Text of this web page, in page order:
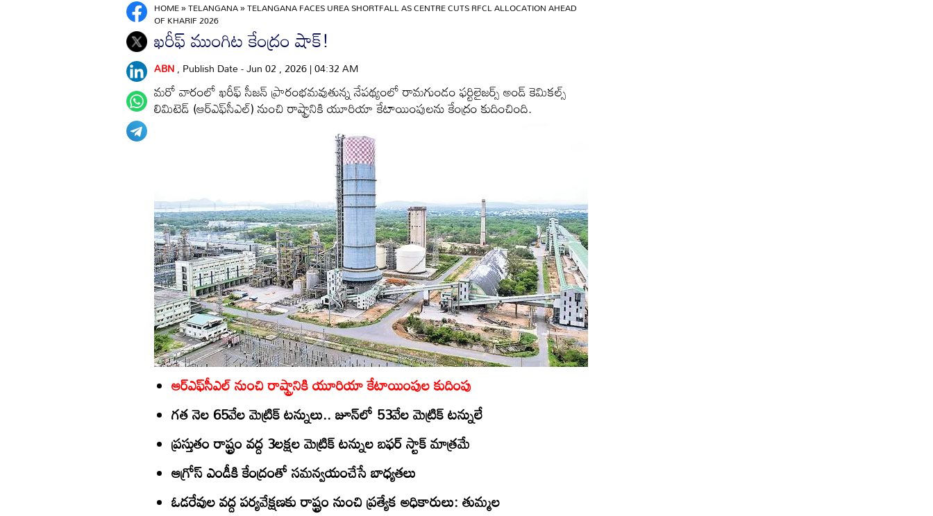
HOME»TELANGANA»TELANGANA FACES UREA SHORTFALL AS CENTRE CUTS RFCL ALLOCATION AHEAD
OF KHARIF 2026
ఖరీఫ్‌ ముంగిట కేంద్రం షాక్‌!
ABN, Publish Date - Jun 02 , 2026 | 04:32 AM
మరో వారంలో ఖరీఫ్‌ సీజన్‌ ప్రారంభమవుతున్న నేపథ్యంలో రామగుండం ఫర్టిలైజర్స్‌ అండ్‌ కెమికల్స్‌
లిమిటెడ్‌ (ఆర్‌ఎఫ్‌సీఎల్‌) నుంచి రాష్ట్రానికి యూరియా కేటాయింపులను కేంద్రం కుదించింది.
ఆర్‌ఎఫ్‌సీఎల్‌ నుంచి రాష్ట్రానికి యూరియా కేటాయింపుల కుదింపు
గత నెల 65వేల మెట్రిక్‌ టన్నులు.. జూన్‌లో 53వేల మెట్రిక్‌ టన్నులే
ప్రస్తుతం రాష్ట్రం వద్ద 3లక్షల మెట్రిక్‌ టన్నుల బఫర్‌ స్టాక్‌ మాత్రమే
ఆగ్రోస్‌ ఎండీకి కేంద్రంతో సమన్వయంచేసే బాధ్యతలు
ఓడరేవుల వద్ద పర్యవేక్షణకు రాష్ట్రం నుంచి ప్రత్యేక అధికారులు: తుమ్మల